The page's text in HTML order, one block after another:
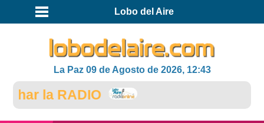
Lobo del Aire
La Paz 09 de Agosto de 2026, 12:43
la RADIO